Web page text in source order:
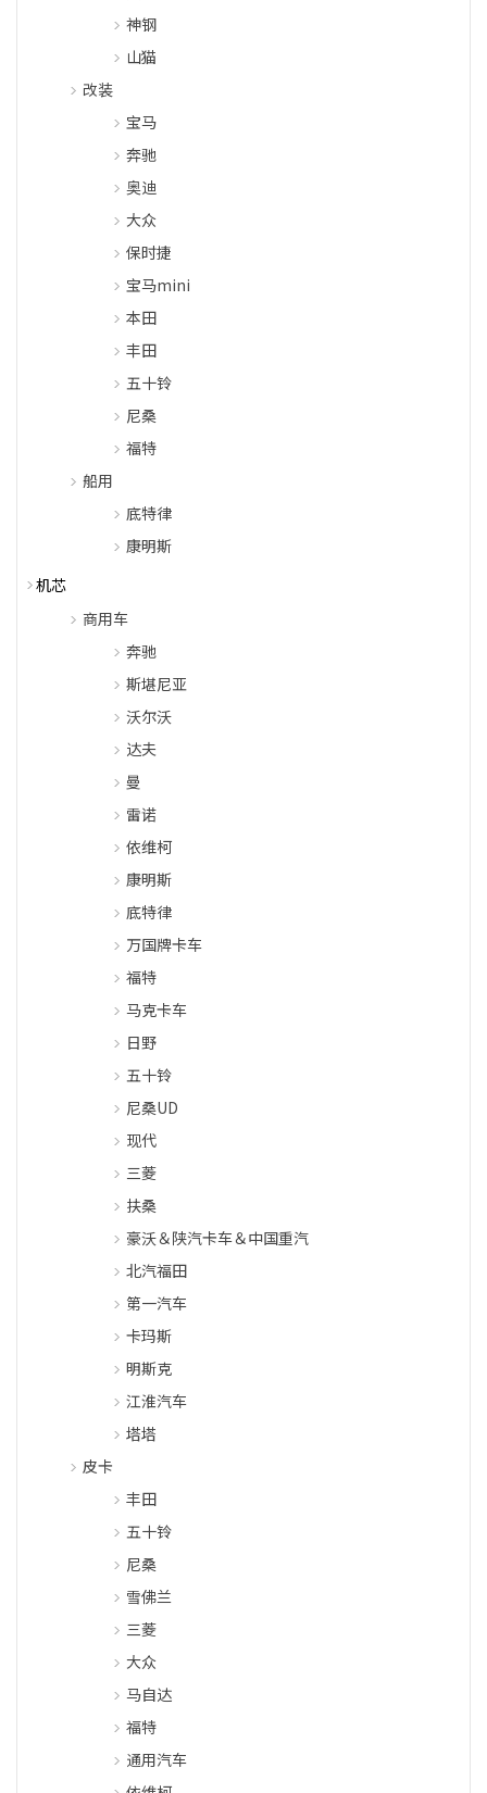
神钢
山猫
改装
宝马
奔驰
奥迪
大众
保时捷
宝马mini
本田
丰田
五十铃
尼桑
福特
船用
底特律
康明斯
机芯
商用车
奔驰
斯堪尼亚
沃尔沃
达夫
曼
雷诺
依维柯
康明斯
底特律
万国牌卡车
福特
马克卡车
日野
五十铃
尼桑UD
现代
三菱
扶桑
豪沃＆陕汽卡车＆中国重汽
北汽福田
第一汽车
卡玛斯
明斯克
江淮汽车
塔塔
皮卡
丰田
五十铃
尼桑
雪佛兰
三菱
大众
马自达
福特
通用汽车